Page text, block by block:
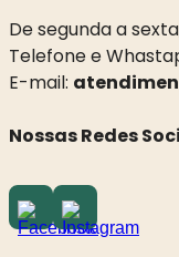
De segunda a
Telefone e
E-mail:
Nossas Redes